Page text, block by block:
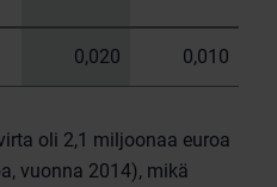
0,020 0,010
oli 2,1 miljoonaa euroa
vuonna 2014), mikä